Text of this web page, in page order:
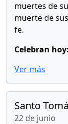
muertes de
muerte de
fe.
Celebran hoy:
Ver más
Santo
22 de junio